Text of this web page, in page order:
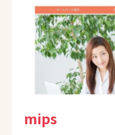
mips